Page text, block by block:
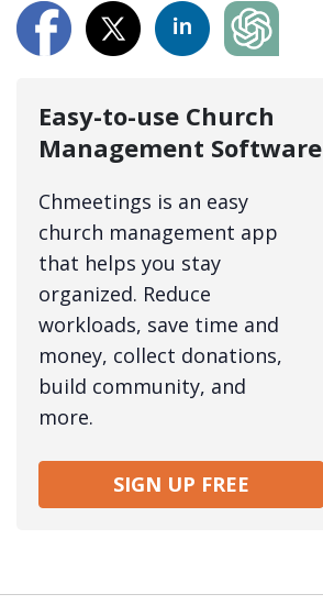
Easy-to-use Church
Management Software
Chmeetings is an easy
church management app
that helps you stay
organized. Reduce
workloads, save time and
money, collect donations,
build community, and
more.
SIGN UP FREE